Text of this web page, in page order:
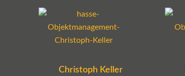
Christoph Keller